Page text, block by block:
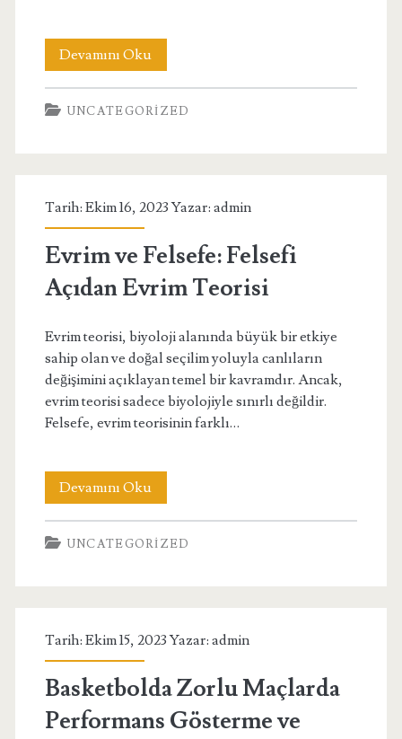
Devamını OkuGemi
ve
Tekne
Son
Gelişmeler
UNCATEGORIZED
Tarih: Ekim 16, 2023 Yazar: admin
Evrim ve Felsefe: Felsefi
Açıdan Evrim Teorisi
Evrim teorisi, biyoloji alanında büyük bir etkiye
sahip olan ve doğal seçilim yoluyla canlıların
değişimini açıklayan temel bir kavramdır. Ancak,
evrim teorisi sadece biyolojiyle sınırlı değildir.
Felsefe, evrim teorisinin farklı…
Devamını OkuEvrim
ve
Felsefe:
Evrim
Teorisi
UNCATEGORIZED
Tarih: Ekim 15, 2023 Yazar: admin
Basketbolda Zorlu Maçlarda
Performans Gösterme ve